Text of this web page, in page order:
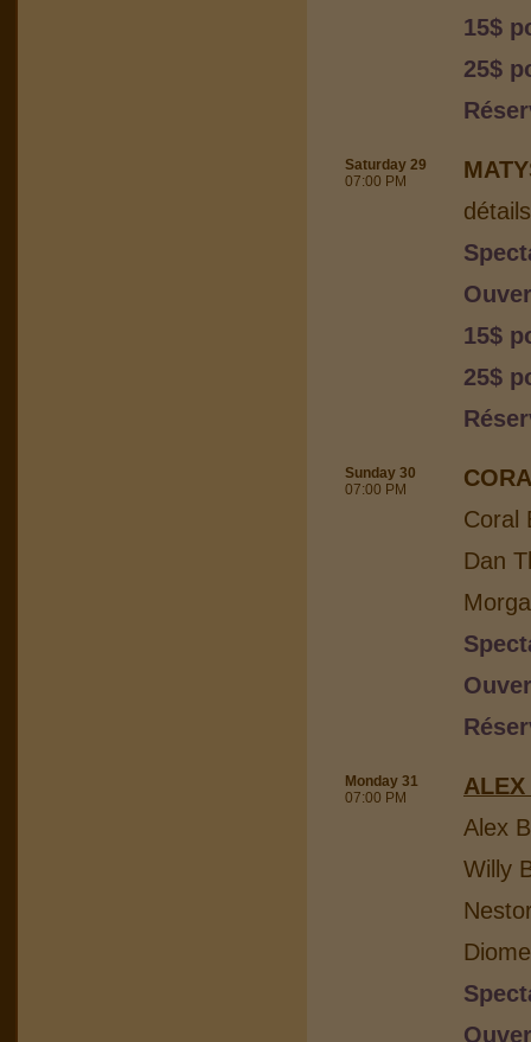
15$
25$
Saturday 29
07:00 PM
15$
25$
Sunday 30
07:00 PM
Coral
Dan
Monday 31
07:00 PM
Alex
Willy